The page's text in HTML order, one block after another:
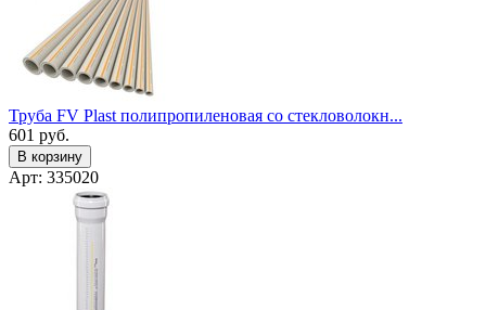
Труба FV Plast полипропиленовая со стекловолокн...
601 руб.
В корзину
Арт: 335020